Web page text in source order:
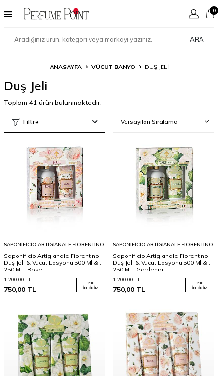
ARA
0
ANASAYFA VÜCUT BANYO DUŞ JELI
Duş Jeli
Toplam 41 ürün bulunmaktadır.
Filtre
SAPONIFICIO ARTIGIANALE FIORENTINO
Saponificio Artigianale Fiorentino
Duş Jeli & Vücut Losyonu 500 Ml &
250 Ml - Rose
1.200,00TL
750,00 TL
%38
İNDIRIM
SAPONIFICIO ARTIGIANALE FIORENTINO
Saponificio Artigianale Fiorentino
Duş Jeli & Vücut Losyonu 500 Ml &
250 Ml - Gardenia
1.200,00TL
750,00 TL
%38
İNDIRIM